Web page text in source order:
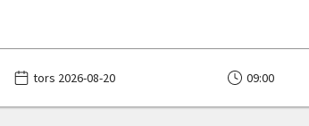
tors 2026-08-20 09:00